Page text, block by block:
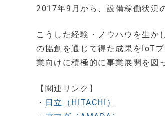
2017年9月から、設備稼働状況
こうした経験・ノウハウを生か
の協創を通じて得た成果をIoT
業向けに積極的に事業展開を図
【関連リンク】
・ 日立（HITACHI）